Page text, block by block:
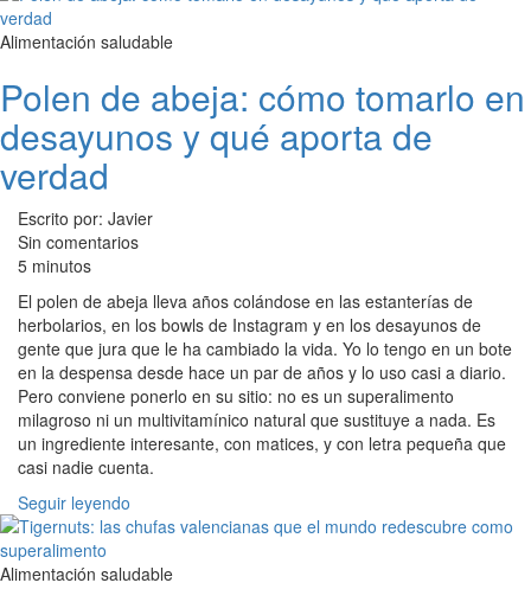
Alimentación saludable
Polen de abeja: cómo tomarlo en
desayunos y qué aporta de
verdad
Escrito por: Javier
Sin comentarios
5 minutos
El polen de abeja lleva años colándose en las estanterías de
herbolarios, en los bowls de Instagram y en los desayunos de
gente que jura que le ha cambiado la vida. Yo lo tengo en un bote
en la despensa desde hace un par de años y lo uso casi a diario.
Pero conviene ponerlo en su sitio: no es un superalimento
milagroso ni un multivitamínico natural que sustituye a nada. Es
un ingrediente interesante, con matices, y con letra pequeña que
casi nadie cuenta.
Seguir leyendo
Alimentación saludable